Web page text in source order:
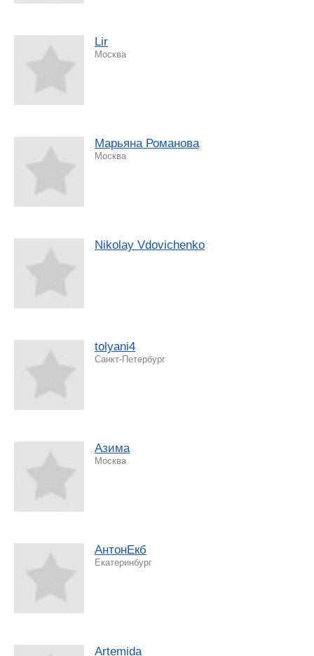
Lir
Москва
Марьяна Романова
Москва
Nikolay Vdovichenko
tolyani4
Санкт-Петербург
Азима
Москва
АнтонЕкб
Екатеринбург
Artemida